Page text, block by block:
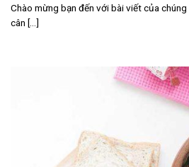
Chào mừng bạn đến với bài viết của
cân [...]